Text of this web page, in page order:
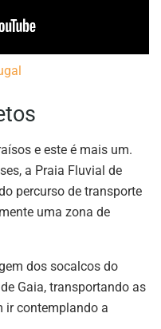
e este é mais um.
a Praia Fluvial de
percurso de transporte
uma zona de
dos socalcos do
Gaia, transportando as
ir contemplando a